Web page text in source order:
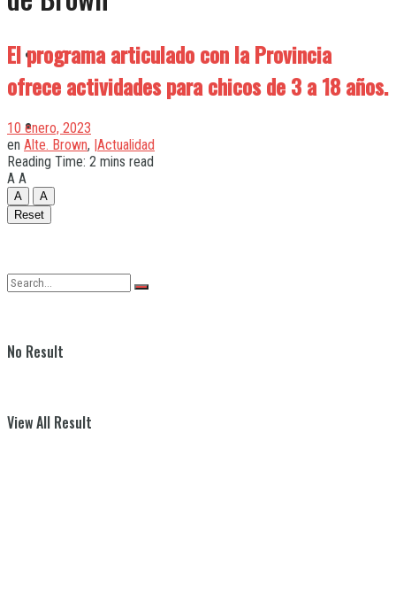
Quilmes
Varela
No Result
View All Result
El programa articulado con la Provincia
ofrece actividades para chicos de 3 a 18 años.
10 enero, 2023
en Alte. Brown, |Actualidad
Reading Time: 2 mins read
A A
A
A
Reset